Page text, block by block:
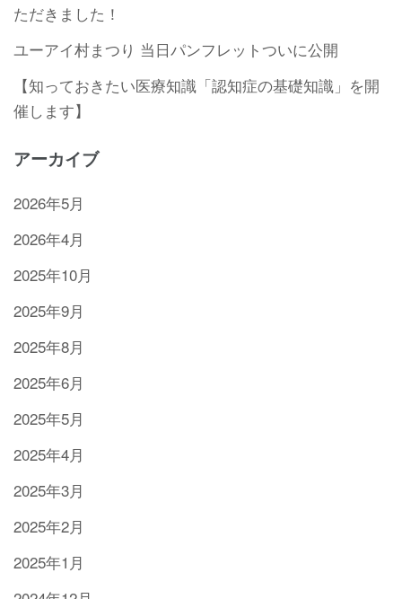
ただきました！
ユーアイ村まつり 当日パンフレットついに公開
【知っておきたい医療知識「認知症の基礎知識」を開
催します】
アーカイブ
2026年5月
2026年4月
2025年10月
2025年9月
2025年8月
2025年6月
2025年5月
2025年4月
2025年3月
2025年2月
2025年1月